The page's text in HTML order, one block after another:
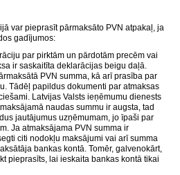
var pieprasīt pārmaksāto PVN atpakaļ, ja
gadījumos:
par pirktām un pārdotām precēm vai
ir saskaitīta deklarācijas beigu daļā.
PVN summa, kā arī prasība par
Tādēļ papildus dokumenti par atmaksas
Latvijas Valsts ieņēmumu dienests
naudas summu ir augsta, tad
jautājumus uzņēmumam, jo īpaši par
Ja atmaksājama PVN summa ir
citi nodokļu maksājumi vai arī summa
bankas kontā. Tomēr, galvenokārt,
pieprasīts, lai ieskaita bankas kontā tikai